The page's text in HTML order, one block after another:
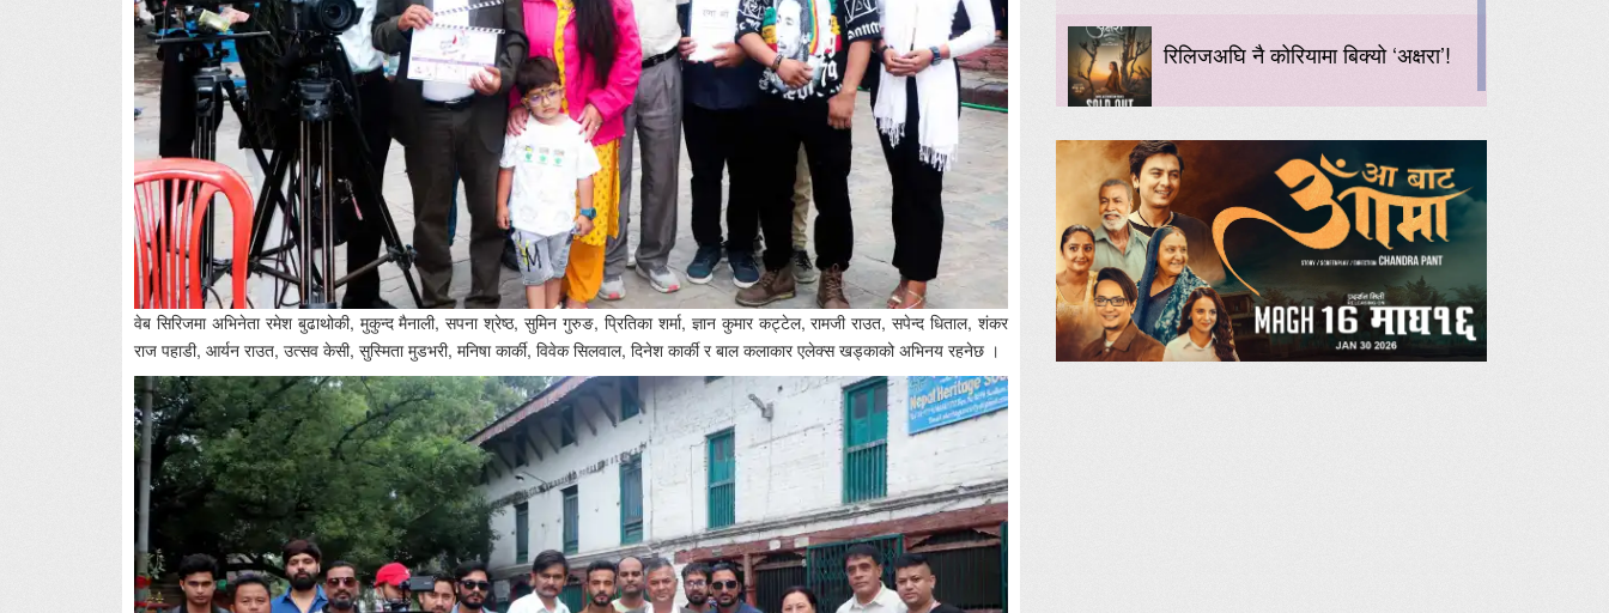
वेब सिरिजमा अभिनेता रमेश बुढाथोकी, मुकुन्द मैनाली, सपना श्रेष्ठ, सुमिन गुरुङ, प्रितिका शर्मा, ज्ञान कुमार कट्टेल, रामजी राउत, सपेन्द धिताल, शंकर
राज पहाडी, आर्यन राउत, उत्सव केसी, सुस्मिता मुडभरी, मनिषा कार्की, विवेक सिलवाल, दिनेश कार्की र बाल कलाकार एलेक्स खड्काको अभिनय रहनेछ ।
रिलिजअघि नै कोरियामा बिक्यो ‘अक्षरा’!